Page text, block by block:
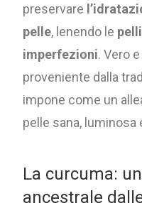
preservare
pelle, lenendo le
imperfezioni. Vero
proveniente dalla
impone come un
pelle sana,
La curcuma:
ancestrale